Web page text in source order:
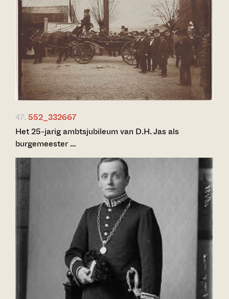
47. 552_332667
Het 25-jarig ambtsjubileum van D.H. Jas als
burgemeester …